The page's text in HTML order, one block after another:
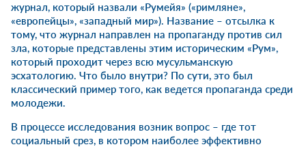
журнал, который назвали «Румейя» («римляне»,
«европейцы», «западный мир»). Название – отсылка к
тому, что журнал направлен на пропаганду против сил
зла, которые представлены этим историческим «Рум»,
который проходит через всю мусульманскую
эсхатологию. Что было внутри? По сути, это был
классический пример того, как ведется пропаганда среди
молодежи.
В процессе исследования возник вопрос – где тот
социальный срез, в котором наиболее эффективно